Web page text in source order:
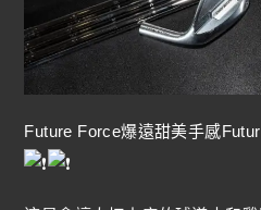
Future Force爆遠甜美手感